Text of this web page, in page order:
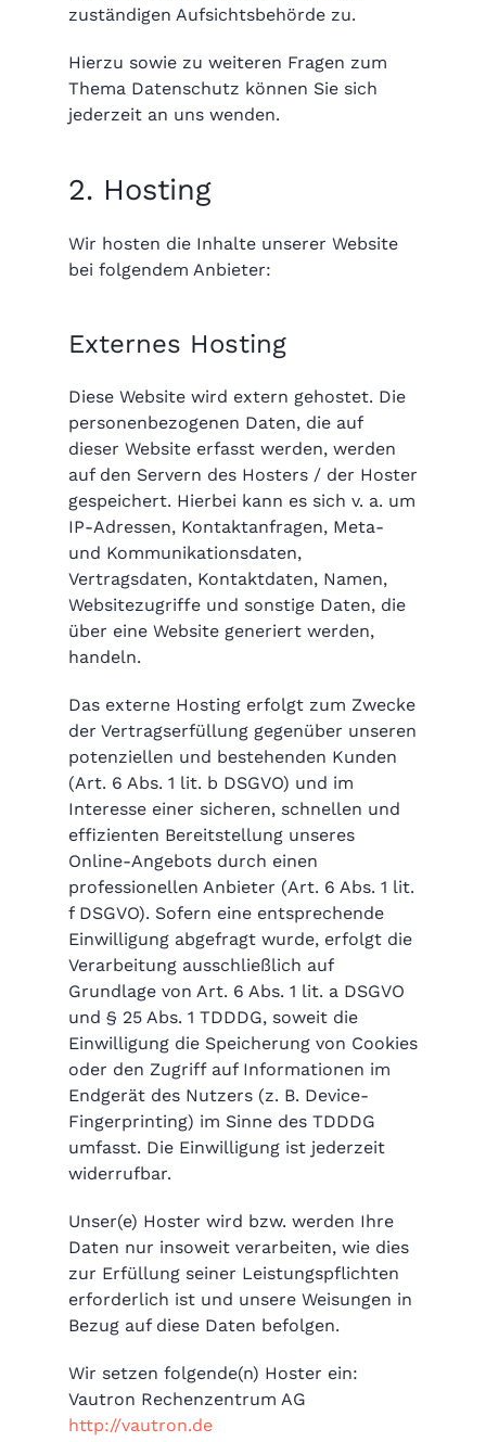
zuständigen Aufsichtsbehörde zu.
Hierzu sowie zu weiteren Fragen zum
Thema Datenschutz können Sie sich
jederzeit an uns wenden.
2. Hosting
Wir hosten die Inhalte unserer Website
bei folgendem Anbieter:
Externes Hosting
Diese Website wird extern gehostet. Die
personenbezogenen Daten, die auf
dieser Website erfasst werden, werden
auf den Servern des Hosters / der Hoster
gespeichert. Hierbei kann es sich v. a. um
IP-Adressen, Kontaktanfragen, Meta-
und Kommunikationsdaten,
Vertragsdaten, Kontaktdaten, Namen,
Websitezugriffe und sonstige Daten, die
über eine Website generiert werden,
handeln.
Das externe Hosting erfolgt zum Zwecke
der Vertragserfüllung gegenüber unseren
potenziellen und bestehenden Kunden
(Art. 6 Abs. 1 lit. b DSGVO) und im
Interesse einer sicheren, schnellen und
effizienten Bereitstellung unseres
Online-Angebots durch einen
professionellen Anbieter (Art. 6 Abs. 1 lit.
f DSGVO). Sofern eine entsprechende
Einwilligung abgefragt wurde, erfolgt die
Verarbeitung ausschließlich auf
Grundlage von Art. 6 Abs. 1 lit. a DSGVO
und § 25 Abs. 1 TDDDG, soweit die
Einwilligung die Speicherung von Cookies
oder den Zugriff auf Informationen im
Endgerät des Nutzers (z. B. Device-
Fingerprinting) im Sinne des TDDDG
umfasst. Die Einwilligung ist jederzeit
widerrufbar.
Unser(e) Hoster wird bzw. werden Ihre
Daten nur insoweit verarbeiten, wie dies
zur Erfüllung seiner Leistungspflichten
erforderlich ist und unsere Weisungen in
Bezug auf diese Daten befolgen.
Wir setzen folgende(n) Hoster ein:
Vautron Rechenzentrum AG
http://vautron.de